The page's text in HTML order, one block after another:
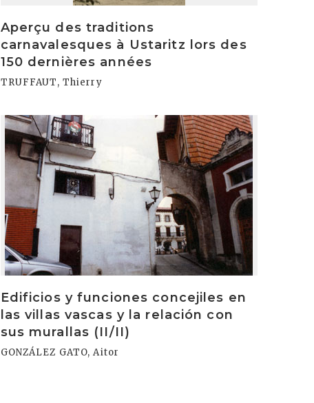
Aperçu des traditions
carnavalesques à Ustaritz lors des
150 dernières années
TRUFFAUT, Thierry
Edificios y funciones concejiles en
las villas vascas y la relación con
sus murallas (II/II)
GONZÁLEZ GATO, Aitor
Irakurri